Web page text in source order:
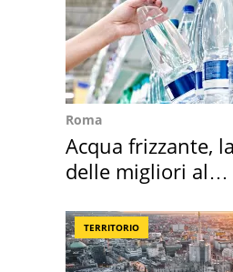
Roma
Acqua frizzante,
delle migliori al
TERRITORIO